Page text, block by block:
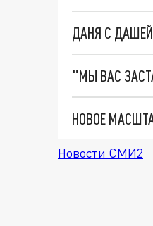
ДАНЯ С
Новости СМИ2